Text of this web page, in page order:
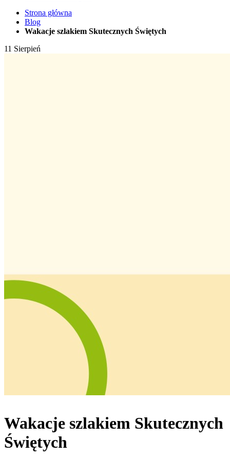
Strona główna
Blog
Wakacje szlakiem Skutecznych Świętych
11 Sierpień
Wakacje szlakiem Skutecznych
Świętych